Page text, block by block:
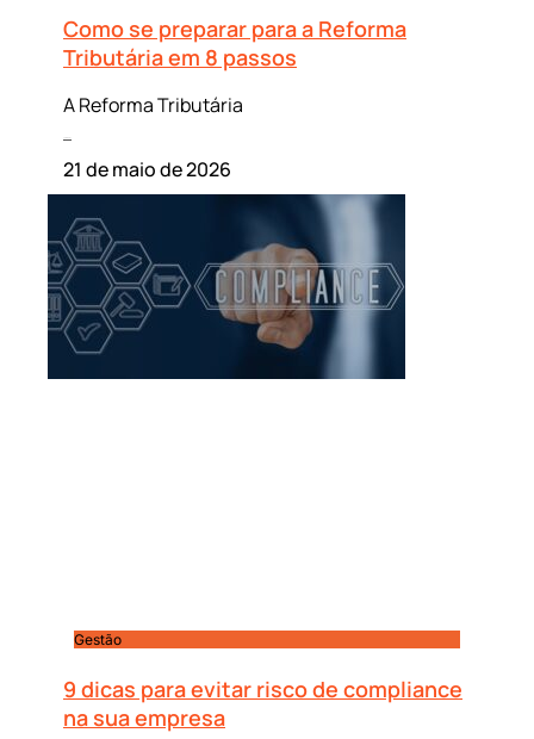
Como se preparar para a Reforma
Tributária em 8 passos
A Reforma Tributária
21 de maio de 2026
Gestão
9 dicas para evitar risco de compliance
na sua empresa